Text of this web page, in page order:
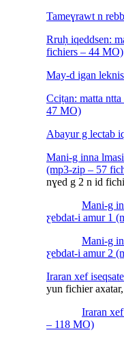
Tameɣrawt n
Rruḥ iqeddsen:
fichiers – 44 MO)
May-d igan
Cciṭan: matta
47 MO)
Abayur g lectab
Mani-g inna
(mp3-zip – 57
nɣed g 2 n id
Mani-g
ƹebdat-i amur 1
Mani-g
ƹebdat-i amur 2
Iraran xef
yun fichier
Iraran
– 118 MO)